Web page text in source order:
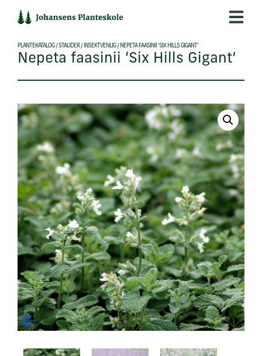
indholdet
PLANTEKATALOG/STAUDER/ INSEKTVENLIG/ NEPETA FAASINII ‘SIX HILLS GIGANT’
Nepeta faasinii ‘Six Hills Gigant’